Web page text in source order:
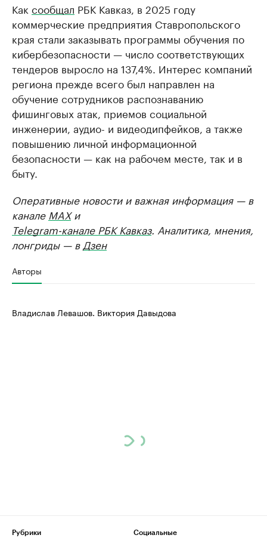
Как сообщал РБК Кавказ, в 2025 году
коммерческие предприятия Ставропольского
края стали заказывать программы обучения по
кибербезопасности — число соответствующих
тендеров выросло на 137,4%. Интерес компаний
региона прежде всего был направлен на
обучение сотрудников распознаванию
фишинговых атак, приемов социальной
инженерии, аудио- и видеодипфейков, а также
повышению личной информационной
безопасности — как на рабочем месте, так и в
быту.
Оперативные новости и важная информация — в
канале MAXи
Telegram-канале РБК Кавказ. Аналитика, мнения,
лонгриды — в Дзен
Авторы
Владислав Левашов. Виктория Давыдова
Рубрики
Социальные